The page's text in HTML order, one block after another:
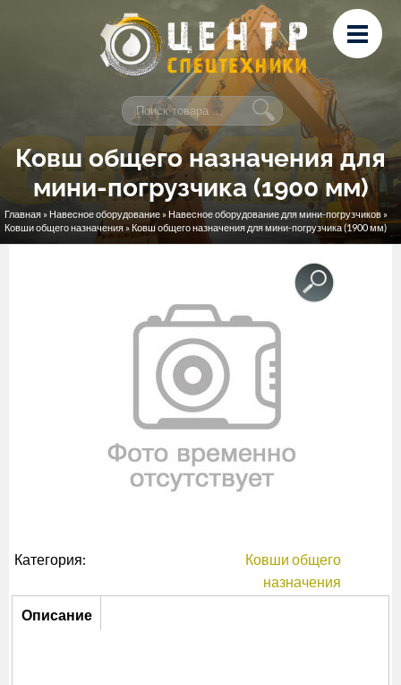
Перейти к основному содержанию
Лизинг
Сервис и ремонт
Контакты
Ковш общего назначения для
мини-погрузчика (1900 мм)
Вы здесь
Главная » Навесное оборудование » Навесное оборудование для мини-погрузчиков »
Ковши общего назначения» Ковш общего назначения для мини-погрузчика (1900 мм)
Категория:
Ковши общего
назначения
Описание
Описание